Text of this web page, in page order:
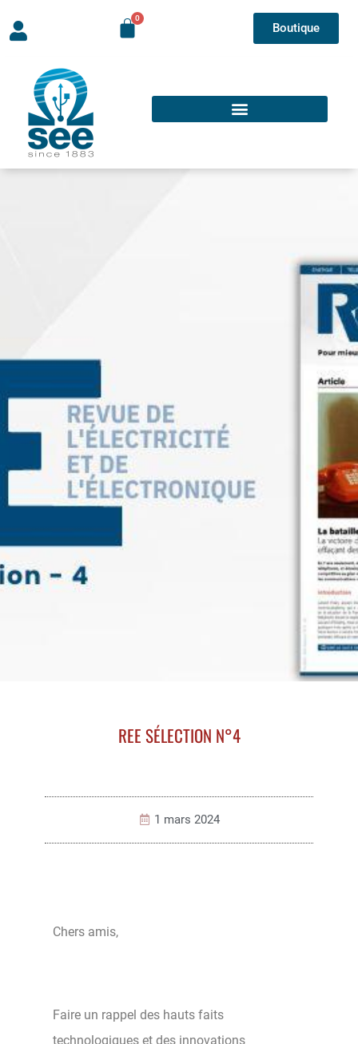
Boutique
REE SÉLECTION N°4
1 mars 2024
Chers amis,
Faire un rappel des hauts faits
technologiques et des innovations